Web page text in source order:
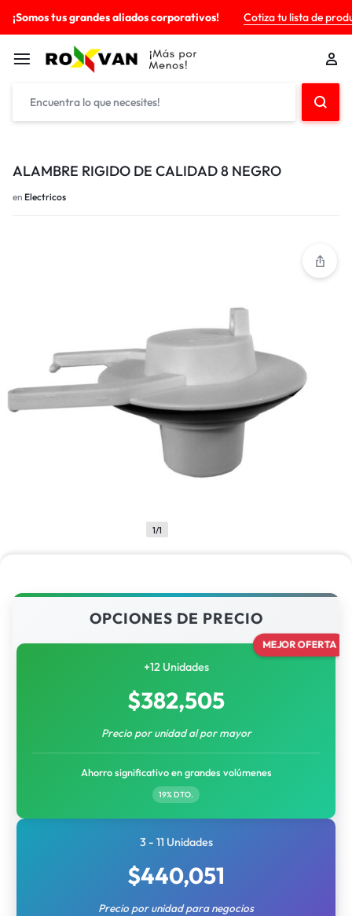
¡Somos tus grandes aliados corporativos! Cotiza tu lista de
ALAMBRE RIGIDO DE CALIDAD 8 NEGRO
en Electricos
1/1
OPCIONES DE PRECIO
MEJOR OFERTA
+12 Unidades
$382,505
Precio por unidad al por mayor
Ahorro significativo en grandes volúmenes
19% DTO.
3 - 11 Unidades
$440,051
Precio por unidad para negocios